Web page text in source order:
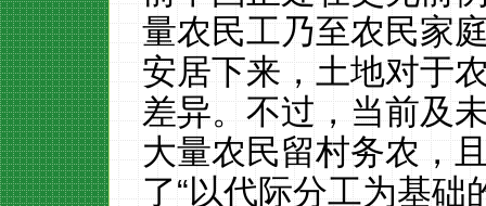
量农民工乃至农民家
安居下来，土地对于
差异。不过，当前及
大量农民留村务农，
了“以代际分工为基础